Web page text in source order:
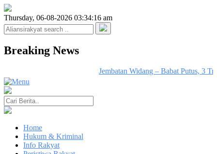
Thursday, 06-08-2026 03:34:16 am
Breaking News
Jembatan Widang – Babat Putus, 3
Home
Hukum & Kriminal
Info Rakyat